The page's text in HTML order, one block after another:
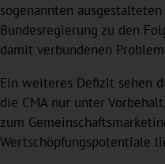
sogenannten
Bundesregierung zu den
damit verbundenen
Ein weiteres Defizit sehen
die CMA nur unter
zum
Wertschöpfungspotentiale